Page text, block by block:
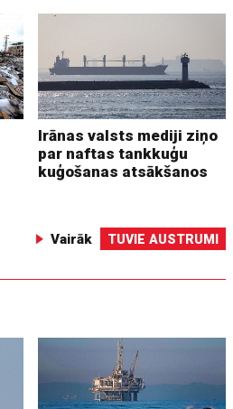
Irānas valsts mediji ziņo
par naftas tankkuģu
kuģošanas atsākšanos
Vairāk TUVIE AUSTRUMI